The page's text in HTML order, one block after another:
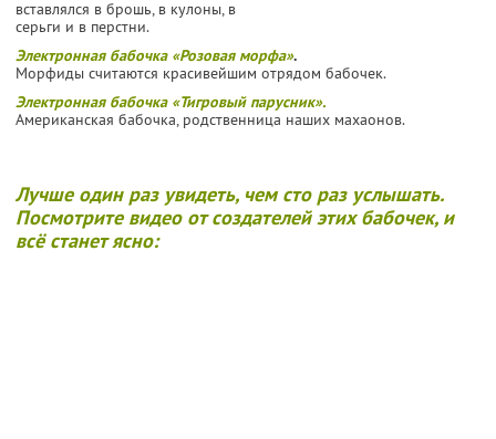
вставлялся в брошь, в кулоны, в
серьги и в перстни.
Электронная бабочка «Розовая морфа».
Морфиды считаются красивейшим отрядом бабочек.
Электронная бабочка «Тигровый парусник».
Американская бабочка, родственница наших махаонов.
Лучше один раз увидеть, чем сто раз услышать.
Посмотрите видео от создателей этих бабочек, и
всё станет ясно: